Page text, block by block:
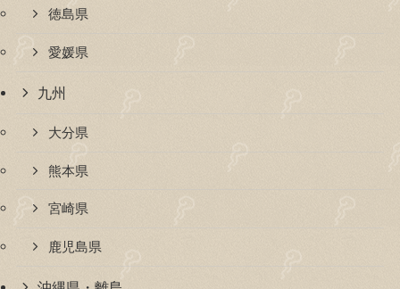
徳島県
愛媛県
九州
大分県
熊本県
宮崎県
鹿児島県